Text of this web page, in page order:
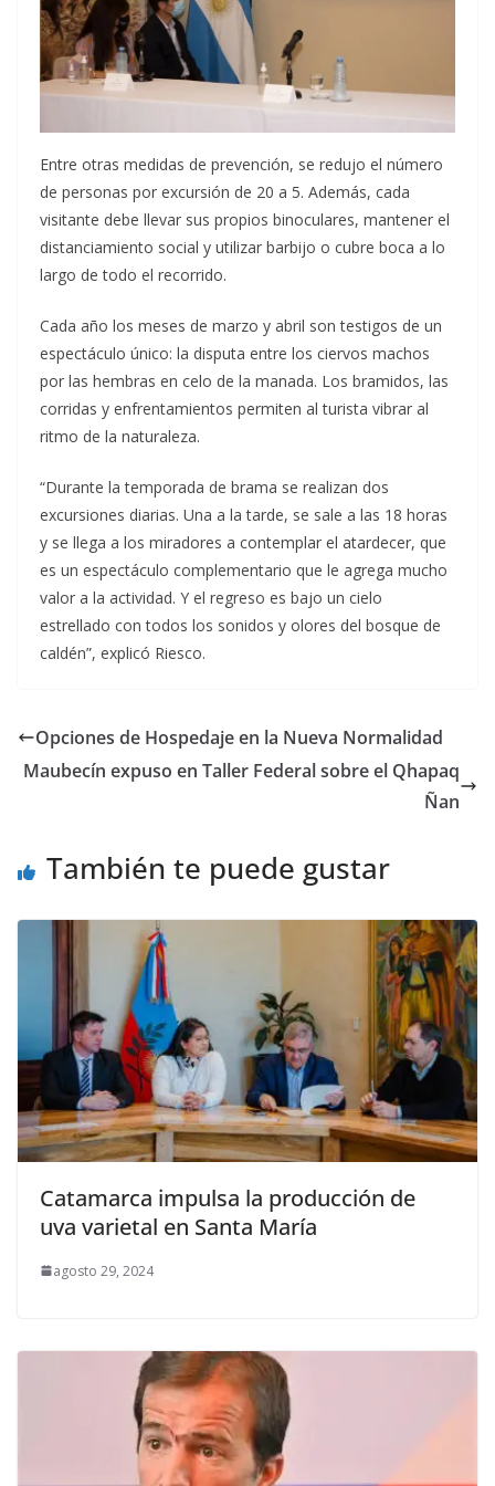
Entre otras medidas de prevención, se redujo el número
de personas por excursión de 20 a 5. Además, cada
visitante debe llevar sus propios binoculares, mantener el
distanciamiento social y utilizar barbijo o cubre boca a lo
largo de todo el recorrido.
Cada año los meses de marzo y abril son testigos de un
espectáculo único: la disputa entre los ciervos machos
por las hembras en celo de la manada. Los bramidos, las
corridas y enfrentamientos permiten al turista vibrar al
ritmo de la naturaleza.
“Durante la temporada de brama se realizan dos
excursiones diarias. Una a la tarde, se sale a las 18 horas
y se llega a los miradores a contemplar el atardecer, que
es un espectáculo complementario que le agrega mucho
valor a la actividad. Y el regreso es bajo un cielo
estrellado con todos los sonidos y olores del bosque de
caldén”, explicó Riesco.
Opciones de Hospedaje en la Nueva Normalidad
Maubecín expuso en Taller Federal sobre el Qhapaq
Ñan
También te puede gustar
Catamarca impulsa la producción de
uva varietal en Santa María
agosto 29, 2024